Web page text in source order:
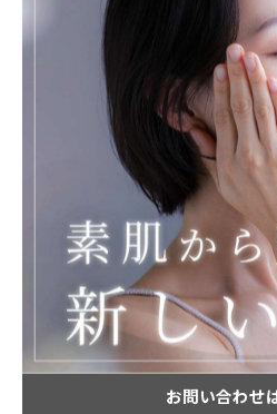
#韓国肌
カテゴリー
全てのカテゴ
毛穴
脱毛
ニキビ
お問い合わせ